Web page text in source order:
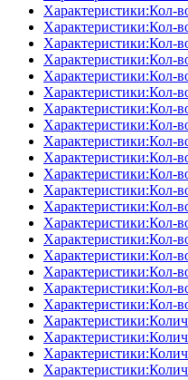
Характеристики:Кол-
Характеристики:Кол-
Характеристики:Кол-
Характеристики:Кол-
Характеристики:Кол-
Характеристики:Кол-
Характеристики:Кол-
Характеристики:Кол-
Характеристики:Кол-
Характеристики:Кол-
Характеристики:Кол-
Характеристики:Кол-
Характеристики:Кол-
Характеристики:Кол-
Характеристики:Кол-
Характеристики:Кол-
Характеристики:Кол-
Характеристики:Кол-
Характеристики:Кол-